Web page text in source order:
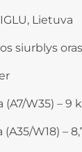
Lietuva
siurblys
W35) – 9
W18) –